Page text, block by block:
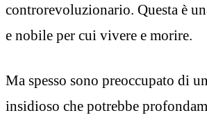
controrevoluzionario. Questa è
e nobile per cui vivere e morire.
Ma spesso sono preoccupato di
insidioso che potrebbe